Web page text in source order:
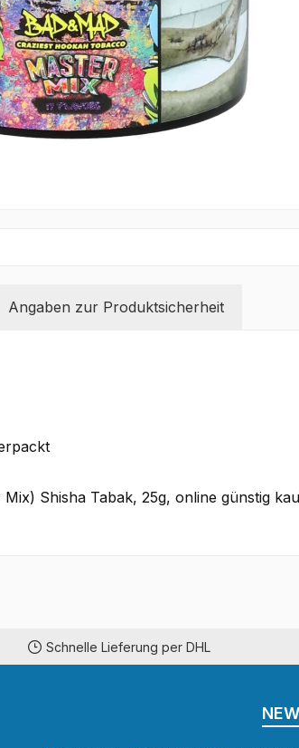
Angaben zur Produktsicherheit
Shisha Tabak, 25g, online günstig
Schnelle Lieferung per DHL